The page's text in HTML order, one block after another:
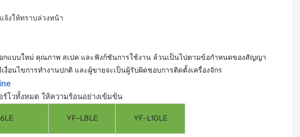
จ้งให้ทราบล่วงหน้า
กแบบใหม่ คุณภาพ สเปค และฟังก์ชันการใช้งาน ล้วนเป็นไปตามข้อกำหนดของสัญญา
งื่อนไขการทำงานปกติ และผู้ขายจะเป็นผู้รับผิดชอบการติดตั้งเครื่องจักร
โวทั้งหมด ให้ความร้อนอย่างเข้มข้น
YF-L8LE YF-L10LE